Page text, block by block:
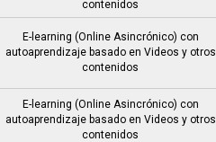
contenidos
E-learning (Online Asincrónico) con
autoaprendizaje basado en Videos y otros
contenidos
E-learning (Online Asincrónico) con
autoaprendizaje basado en Videos y otros
contenidos